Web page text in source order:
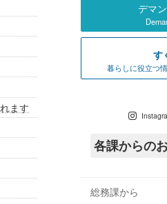
ます
デマ
す
暮らしに役立つ
各課からの
総務課から